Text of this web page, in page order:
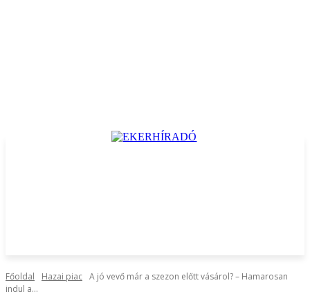
Főoldal Hazai piac A jó vevő már a szezon előtt vásárol? – Hamarosan
indul a...